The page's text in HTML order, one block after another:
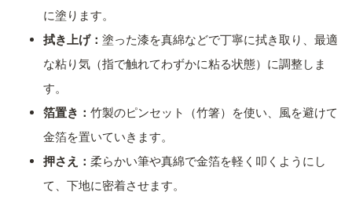
に塗ります。
拭き上げ： 塗った漆を真綿などで丁寧に拭き取り、最適
な粘り気（指で触れてわずかに粘る状態）に調整しま
す。
箔置き： 竹製のピンセット（竹箸）を使い、風を避けて
金箔を置いていきます。
押さえ： 柔らかい筆や真綿で金箔を軽く叩くようにし
て、下地に密着させます。